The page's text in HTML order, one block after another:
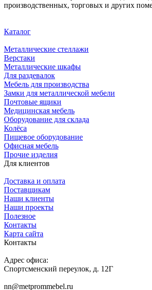
производственных, торговых и других
Каталог
Металлические стеллажи
Верстаки
Металлические шкафы
Для раздевалок
Мебель для производства
Замки для металлической мебели
Почтовые ящики
Медицинская мебель
Оборудование для склада
Колёса
Пищевое оборудование
Офисная мебель
Прочие изделия
Для клиентов
Доставка и оплата
Поставщикам
Наши клиенты
Наши проекты
Полезное
Контакты
Карта сайта
Контакты
Адрес офиса:
Спортсменский переулок, д. 12Г
nn@metprommebel.ru